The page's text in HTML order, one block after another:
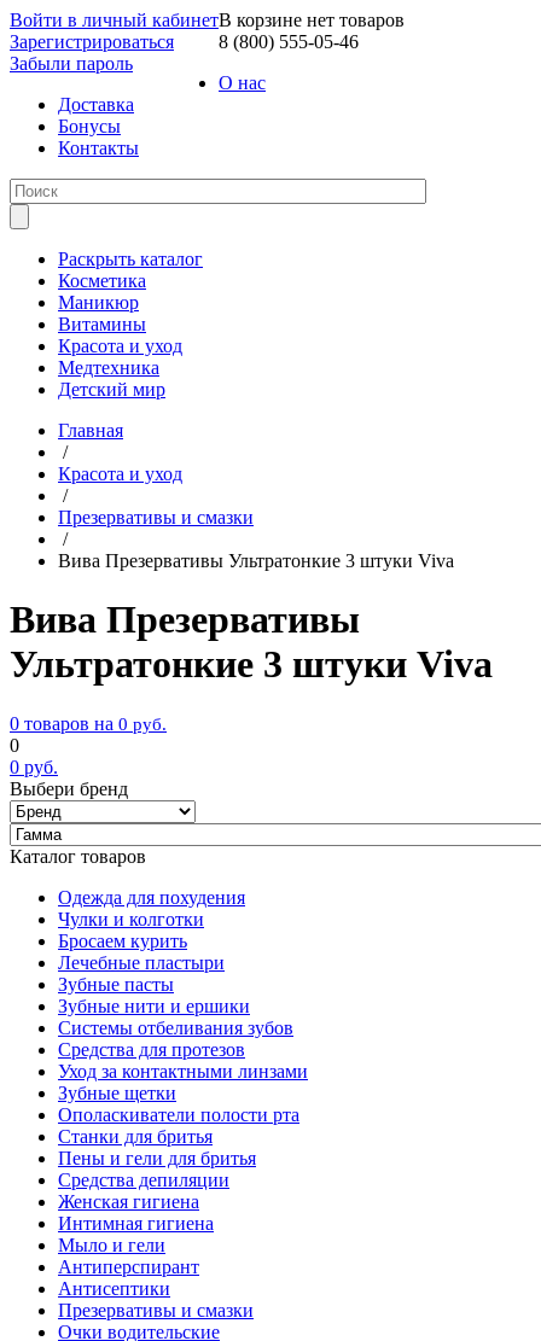
Войти в личный кабинет
Зарегистрироваться
Забыли пароль
В корзине нет товаров
8 (800) 555-05-46
О нас
Доставка
Бонусы
Контакты
Раскрыть каталог
Косметика
Маникюр
Витамины
Красота и уход
Медтехника
Детский мир
Главная
/
Красота и уход
/
Презервативы и смазки
/
Вива Презервативы Ультратонкие 3 штуки Viva
Вива Презервативы
Ультратонкие 3 штуки Viva
0 товаров на 0 руб.
0
0 руб.
Выбери бренд
Каталог товаров
Одежда для похудения
Чулки и колготки
Бросаем курить
Лечебные пластыри
Зубные пасты
Зубные нити и ершики
Системы отбеливания зубов
Средства для протезов
Уход за контактными линзами
Зубные щетки
Ополаскиватели полости рта
Станки для бритья
Пены и гели для бритья
Средства депиляции
Женская гигиена
Интимная гигиена
Мыло и гели
Антиперспирант
Антисептики
Презервативы и смазки
Очки водительские